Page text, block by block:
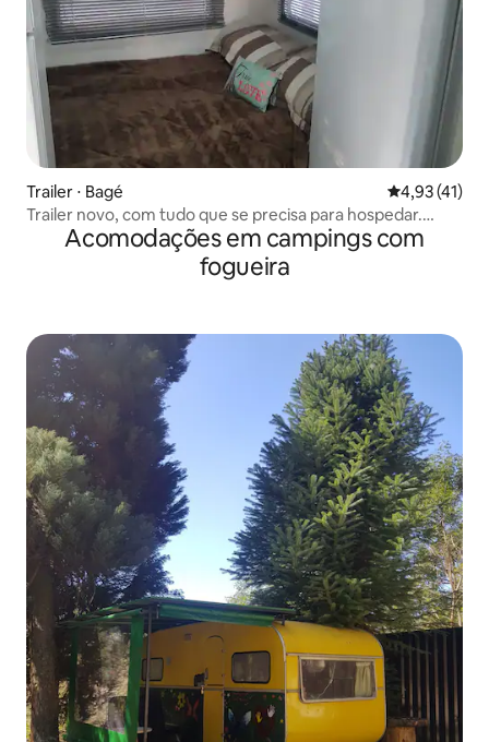
Trailer ⋅ Bagé 4,93 de uma
4,93 (41)
Trailer novo, com tudo que se precisa para hospedar.
Lugar tranquilo, com bela Vista.
Acomodações em campings com
fogueira